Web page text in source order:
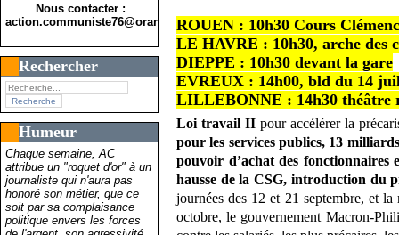
Nous contacter :
action.communiste76@orange.fr>
Rechercher
Humeur
Chaque semaine, AC
attribue un "roquet d'or" à un
journaliste qui n'aura pas
honoré son métier, que ce
soit par sa complaisance
politique envers les forces
ROUEN : 10h30 Cours
LE HAVRE : 10h30, arche des
DIEPPE : 10h30 devant la gare
EVREUX : 14h00, bld du 14
LILLEBONNE : 14h30 théâtre
Loi travail IIpour accélérer la
pour les services publics, 13
pouvoir d’achat des fonctionnaires
hausse de la CSG, introduction du
journées des 12 et 21 septembre, et
octobre, le gouvernement Macron-­